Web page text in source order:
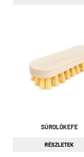
SÚROLÓKEFE
RÉSZLETEK